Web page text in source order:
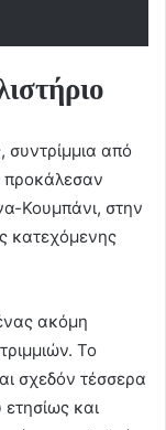
συντρίμμια από
Κουμπάνι, στην
κατεχόμενης
ακόμη
Το
σχεδόν τέσσερα
και